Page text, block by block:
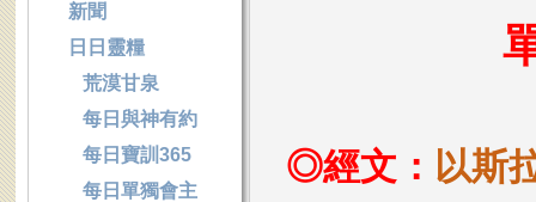
◎經文： 以斯
新聞
日日靈糧
荒漠甘泉
每日與神有約
每日寶訓365
每日單獨會主